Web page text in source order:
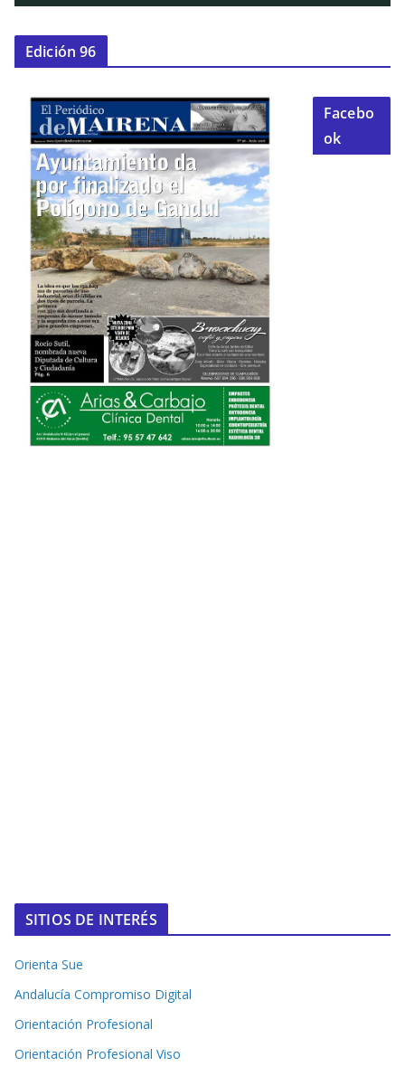
Edición 96
Facebo
ok
SITIOS DE INTERÉS
Orienta Sue
Andalucía Compromiso Digital
Orientación Profesional
Orientación Profesional Viso